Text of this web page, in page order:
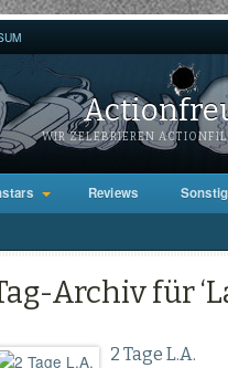
WIR ZELEBRIEREN
Reviews
Archiv für
2 Tage L.A.